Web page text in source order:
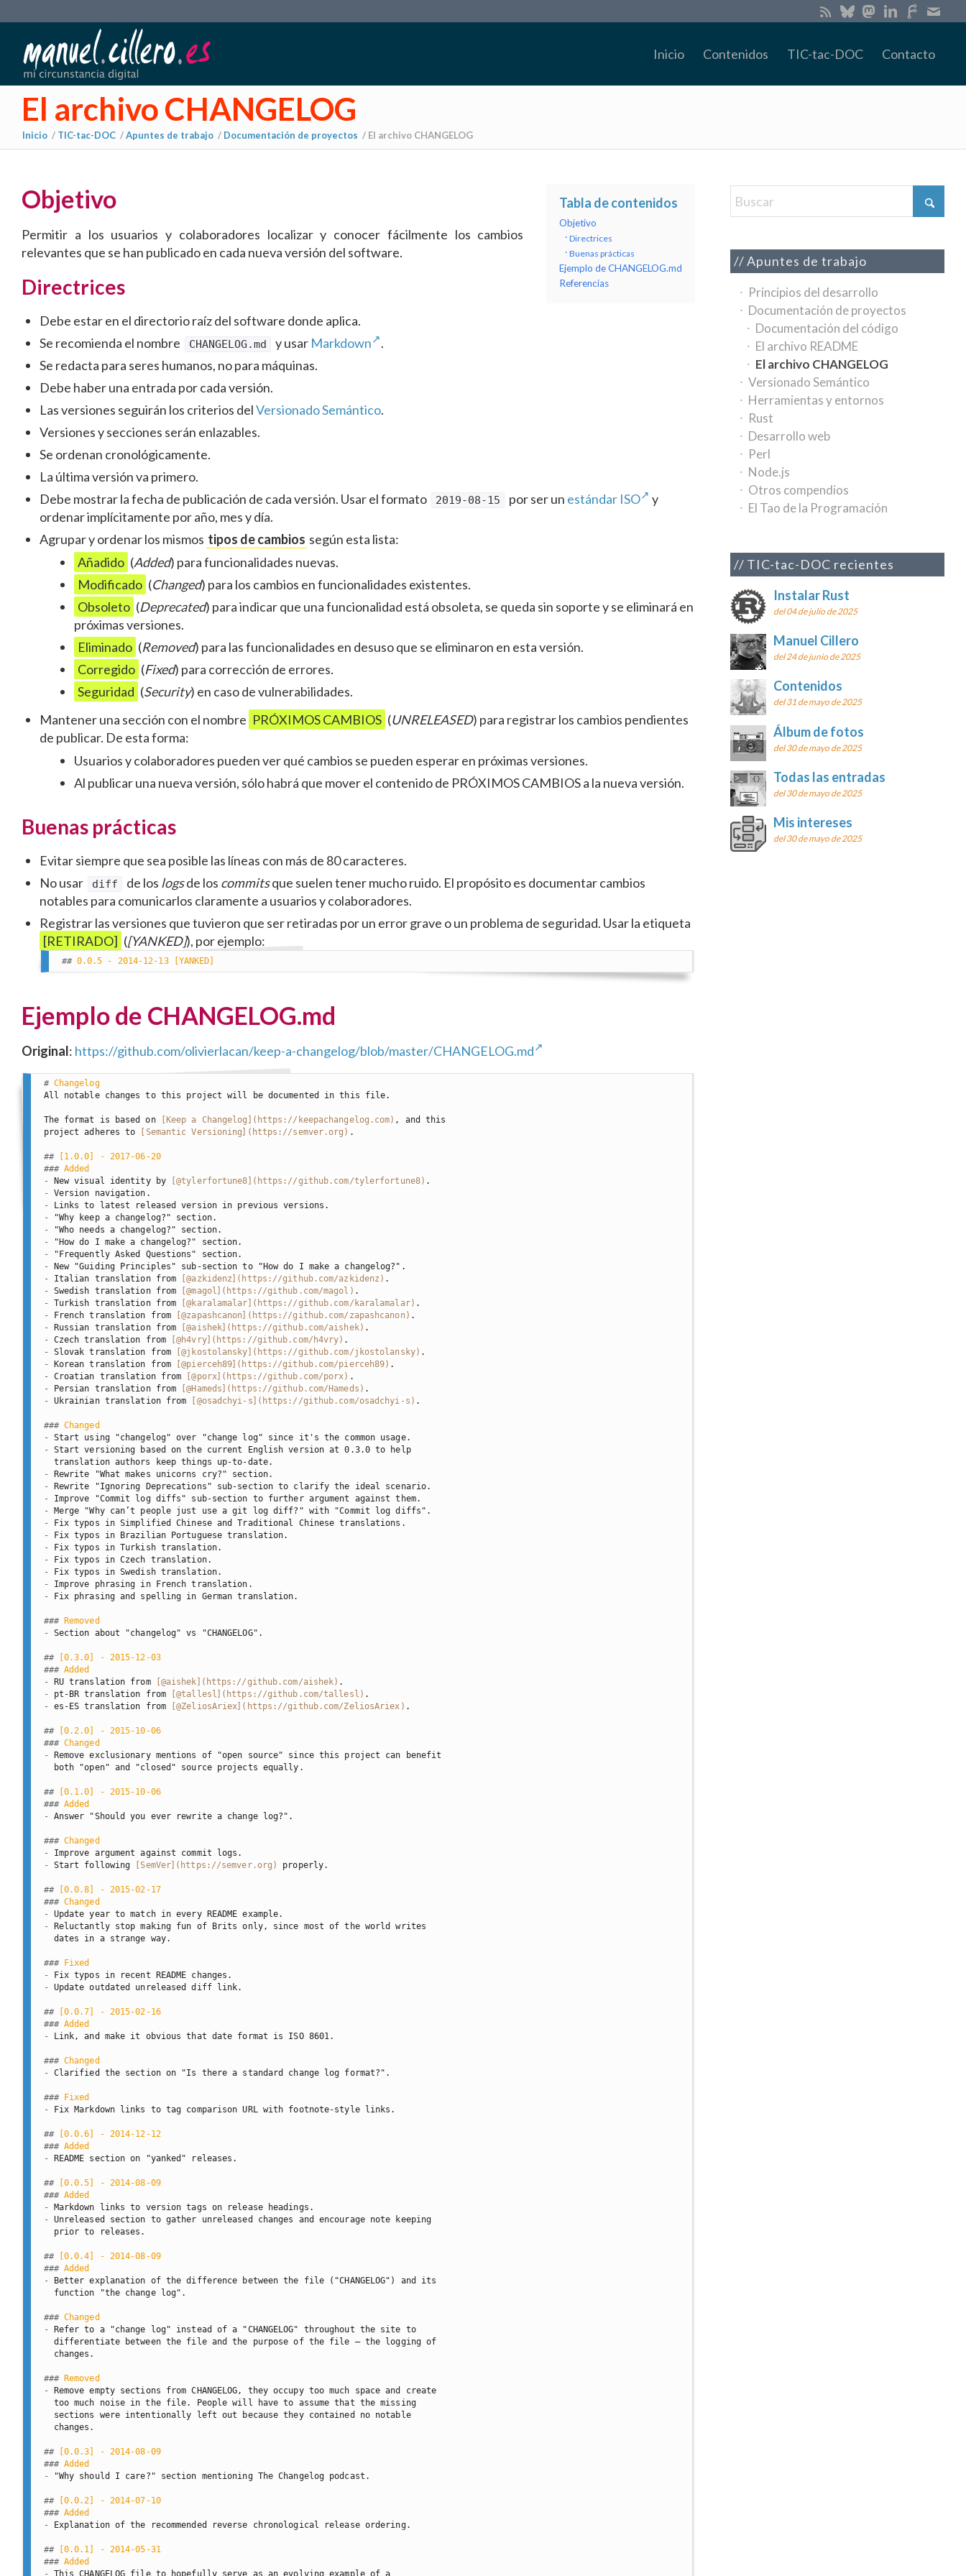
Inicio Contenidos TIC-tac-DOC Contacto
El archivo CHANGELOG
Inicio / TIC-tac-DOC /Apuntes de trabajo / Documentación de proyectos / El archivo CHANGELOG
Tabla de contenidos
Objetivo
Directrices
Buenas prácticas
Ejemplo de CHANGELOG.md
Referencias
Objetivo
Permitir a los usuarios y colaboradores localizar y conocer fácilmente los cambios
relevantes que se han publicado en cada nueva versión del software.
Directrices
Debe estar en el directorio raíz del software donde aplica.
Se recomienda el nombre
CHANGELOG.md y usar Markdown
.
Se redacta para seres humanos, no para máquinas.
Debe haber una entrada por cada versión.
Las versiones seguirán los criterios delVersionado Semántico.
Versiones y secciones serán enlazables.
Se ordenan cronológicamente.
La última versión va primero.
Debe mostrar la fecha de publicación de cada versión. Usar el formato
2019-08-15 por ser un estándar ISO
y
ordenar implícitamente por año, mes y día.
Agrupar y ordenar los mismos tipos de cambios según esta lista:
Añadido (Added) para funcionalidades nuevas.
Modificado (Changed) para los cambios en funcionalidades existentes.
Obsoleto (Deprecated) para indicar que una funcionalidad está obsoleta, se queda sin soporte y se eliminará en
próximas versiones.
Eliminado (Removed) para las funcionalidades en desuso que se eliminaron en esta versión.
Corregido (Fixed) para corrección de errores.
Seguridad (Security) en caso de vulnerabilidades.
Mantener una sección con el nombre PRÓXIMOS CAMBIOS (UNRELEASED) para registrar los cambios pendientes
de publicar. De esta forma:
Usuarios y colaboradores pueden ver qué cambios se pueden esperar en próximas versiones.
Al publicar una nueva versión, sólo habrá que mover el contenido de PRÓXIMOS CAMBIOS a la nueva versión.
Buenas prácticas
Evitar siempre que sea posible las líneas con más de 80 caracteres.
No usar
diff de los logsde los commitsque suelen tener mucho ruido. El propósito es documentar cambios
notables para comunicarlos claramente a usuarios y colaboradores.
Registrar las versiones que tuvieron que ser retiradas por un error grave o un problema de seguridad. Usar la etiqueta
[RETIRADO] ([YANKED]), por ejemplo:
## 0.0.5 - 2014-12-13 [YANKED]
Ejemplo de CHANGELOG.md
Original: https://github.com/olivierlacan/keep-a-changelog/blob/master/CHANGELOG.md
# Changelog
All notable changes to this project will be documented in this file.
The format is based on Keep a Changelog ]( https://keepachangelog.com) , and this
project adheres to
Semantic Versioning ]( https://semver.org ) .
## [1.0.0] - 2017-06-20
### Added
-
New visual identity by [@tylerfortune8]( https://github.com/tylerfortune8)
-
-
-
-
-
-
-
-
Italian translation from [@azkidenz ]( https://github.com/azkidenz )
-
Swedish translation from [@magol]( https://github.com/magol )
-
Turkish translation from [@karalamalar]( https://github.com/karalamalar)
-
French translation from [@zapashcanon]( https://github.com/zapashcanon)
-
Russian translation from [@aishek]( https://github.com/aishek)
-
Czech translation from [@h4vry]( https://github.com/h4vry)
-
Slovak translation from [@jkostolansky]( https://github.com/jkostolansky)
-
Korean translation from [@pierceh89]( https://github.com/pierceh89)
-
Croatian translation from [@porx]( https://github.com/porx)
-
Persian translation from [@Hameds ]( https://github.com/Hameds )
-
Ukrainian translation from @osadchyi-s]( https://github.com/osadchyi-s ) .
### Changed
-
-
Start versioning based on the current English version at 0.3.0 to help
-
-
-
-
-
-
-
-
-
-
-
Fix phrasing and spelling in German translation.
### Removed
-
Section about "changelog" vs "CHANGELOG".
## [0.3.0] - 2015-12-03
### Added
-
RU translation from @aishek]( https://github.com/aishek)
-
pt-BR translation from [@tallesl]( https://github.com/tallesl )
-
es-ES translation from [@ZeliosAriex]( https://github.com/ZeliosAriex ) .
## [0.2.0] - 2015-10-06
### Changed
-
Remove exclusionary mentions of "open source" since this project can benefit
  both "open" and "closed" source projects equally.
## [0.1.0] - 2015-10-06
### Added
-
Answer "Should you ever rewrite a change log?".
### Changed
-
-
Start following [SemVer]( https://semver.org ) properly.
## [0.0.8] - 2015-02-17
### Changed
-
-
Reluctantly stop making fun of Brits only, since most of the world writes
  dates in a strange way.
### Fixed
-
-
Update outdated unreleased diff link.
## [0.0.7] - 2015-02-16
### Added
-
Link, and make it obvious that date format is ISO 8601.
### Changed
-
Clarified the section on "Is there a standard change log format?".
### Fixed
-
Fix Markdown links to tag comparison URL with footnote-style links.
## [0.0.6] - 2014-12-12
### Added
-
README section on "yanked" releases.
## [0.0.5] - 2014-08-09
### Added
-
-
Unreleased section to gather unreleased changes and encourage note keeping
  prior to releases.
## [0.0.4] - 2014-08-09
### Added
-
Better explanation of the difference between the file ("CHANGELOG") and its
  function "the change log".
### Changed
-
Refer to a "change log" instead of a "CHANGELOG" throughout the site to
  differentiate between the file and the purpose of the file — the logging of
  changes.
### Removed
-
Remove empty sections from CHANGELOG, they occupy too much space and create
  too much noise in the file. People will have to assume that the missing
  sections were intentionally left out because they contained no notable
  changes.
## [0.0.3] - 2014-08-09
### Added
-
"Why should I care?" section mentioning The Changelog podcast.
## [0.0.2] - 2014-07-10
### Added
-
Explanation of the recommended reverse chronological release ordering.
## [0.0.1] - 2014-05-31
### Added
Apuntes de trabajo
Principios del desarrollo
Documentación de proyectos
Documentación del código
El archivo README
El archivo CHANGELOG
Versionado Semántico
Herramientas y entornos
Rust
Desarrollo web
Perl
Node.js
Otros compendios
El Tao de la Programación
TIC-tac-DOC recientes
Instalar Rust
del 04 de julio de 2025
Manuel Cillero
del 24 de junio de 2025
Contenidos
del 31 de mayo de 2025
Álbum de fotos
del 30 de mayo de 2025
Todas las entradas
del 30 de mayo de 2025
Mis intereses
del 30 de mayo de 2025